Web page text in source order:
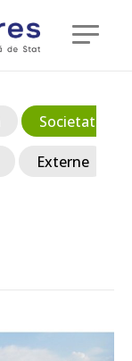
Societate
Externe